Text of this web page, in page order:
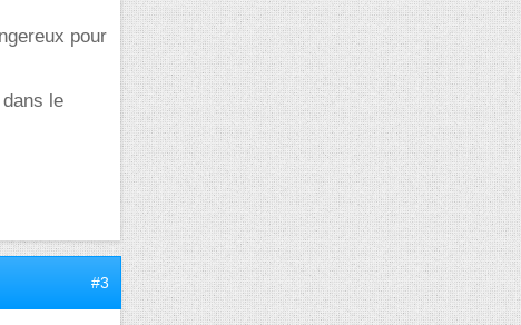
pour
le
#3